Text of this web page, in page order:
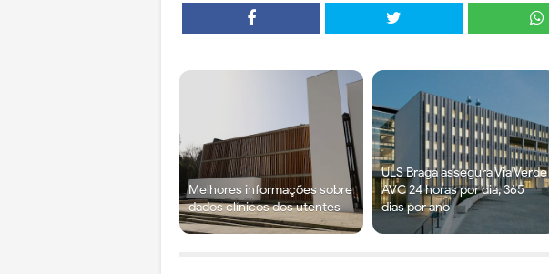
Melhores informações sobre
dados clínicos dos utentes
ULS Braga assegura Via Verde
AVC 24 horas por dia, 365
dias por ano